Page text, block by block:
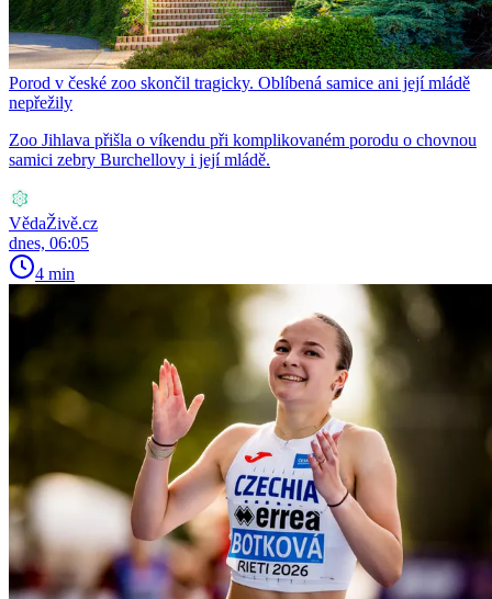
Porod v české zoo skončil tragicky. Oblíbená samice ani její mládě
nepřežily
Zoo Jihlava přišla o víkendu při komplikovaném porodu o chovnou
samici zebry Burchellovy i její mládě.
VědaŽivě.cz
dnes, 06:05
4 min